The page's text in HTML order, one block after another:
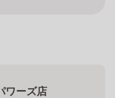
ワーズ店